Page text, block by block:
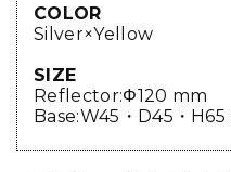
COLOR
Silver×Yellow
SIZE
Reflector:Φ120 mm
Base:W45・D45・